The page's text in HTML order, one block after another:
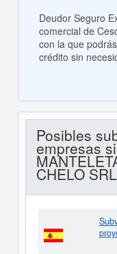
Deudor Seguro
comercial de
con la que
crédito sin
Posibles
empresas
CHELO